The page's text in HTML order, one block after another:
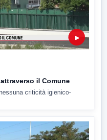
▶
il Comune
criticità igienico-